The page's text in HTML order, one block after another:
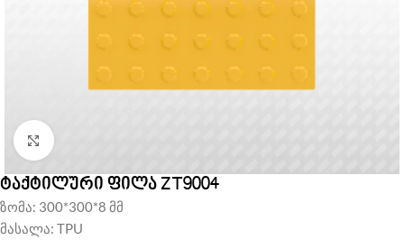
Click to enlarge
ტაქტილური ფილა ZT9004
ზომა: 300*300*8 მმ
მასალა: TPU